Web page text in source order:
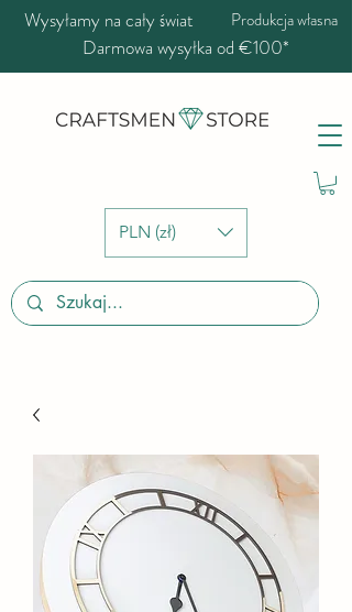
PLN (zł)
Wysyłamy na cały świat Produkcja własna
Darmowa wysyłka od €100*